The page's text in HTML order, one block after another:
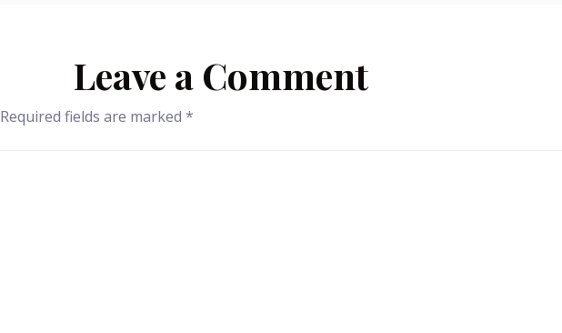
Leave a Comment
Required fields are marked *